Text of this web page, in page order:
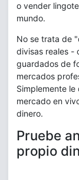
o vender
mundo.
No se trata de
divisas reales -
guardados de
mercados
Simplemente
mercado en
dinero.
Pruebe
propio